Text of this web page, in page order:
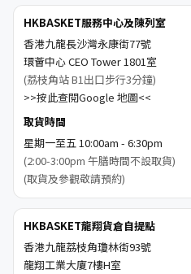
HKBASKET服務中心及陳列室
香港九龍長沙灣永康街77號
環薈中心 CEO Tower 1801室
(荔枝角站 B1出口步行3分鐘)
>>按此查閱Google 地圖<<
取貨時間
星期一至五 10:00am - 6:30pm
(2:00-3:00pm 午膳時間不設取貨)
(取貨及參觀敬請預約)
HKBASKET龍翔貨倉自提點
香港九龍荔枝角瓊林街93號
龍翔工業大廈7樓H室